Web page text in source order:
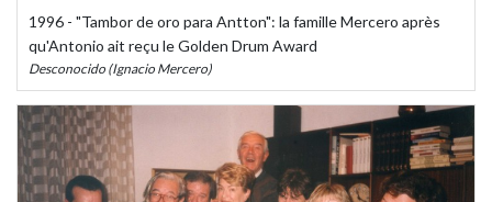
1996 - "Tambor de oro para Antton": la famille Mercero après
qu'Antonio ait reçu le Golden Drum Award
Desconocido (Ignacio Mercero)